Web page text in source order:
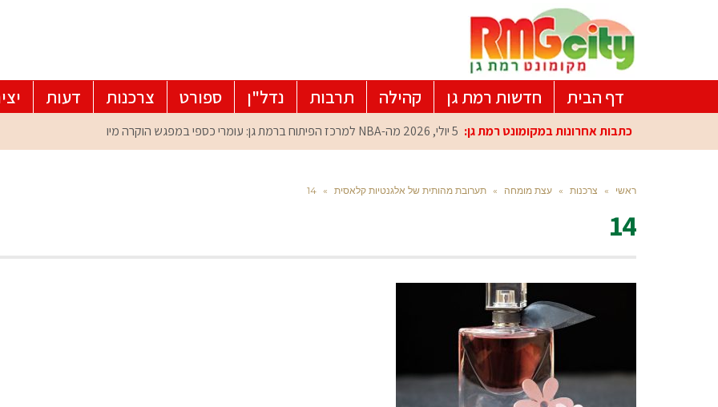
דף הבית חדשות רמת גן קהילה תרבות נדל"ן ספורט צרכנות דעות
כתבות אחרונות במקומונט רמת גן: 5 יולי, 2026 מה-NBA למרכז הפיתוח ברמת גן: עומרי כספי במפגש הוקרה מיוחד
ראשי » צרכנות » עצת מומחה » תערובת מהותית של אלגנטיות קלאסית »
14
14